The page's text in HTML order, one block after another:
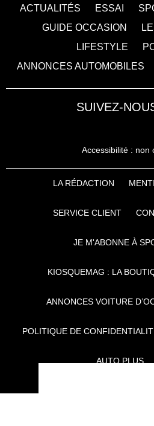
ACTUALITÉS ESSAI
GUIDE OCCASION
LIFESTYLE
ANNONCES AUTOMOBILES
SUIVEZ-
Accessibilité : non
LA RÉDACTION
SERVICE CLIENT
JE M'ABONNE À
KIOSQUEMAG : LA
ANNONCES VOITURE
POLITIQUE DE
AUTO PLUS